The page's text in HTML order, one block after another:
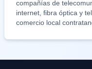
compañías de
internet, fibra óptica y
comercio local